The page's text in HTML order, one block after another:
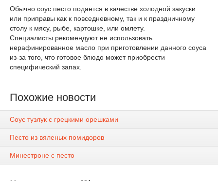
Обычно соус песто подается в качестве холодной закуски
или приправы как к повседневному, так и к праздничному
столу к мясу, рыбе, картошке, или омлету.
Специалисты рекомендуют не использовать
нерафинированное масло при приготовлении данного соуса
из-за того, что готовое блюдо может приобрести
специфический запах.
Похожие новости
Соус тузлук с грецкими орешками
Песто из вяленых помидоров
Минестроне с песто